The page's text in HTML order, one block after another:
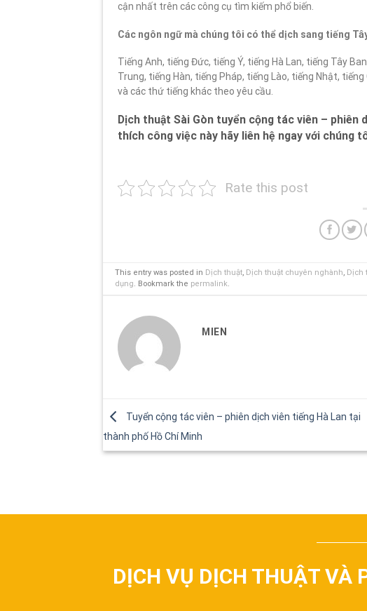
cận nhất trên các công cụ tìm kiếm phổ biến.
Các ngôn ngữ mà chúng tôi có thể dịch sang tiếng
Tiếng Anh, tiếng Đức, tiếng Ý, tiếng Hà Lan, tiếng Tây
Trung, tiếng Hàn, tiếng Pháp, tiếng Lào, tiếng Nhật,
và các thứ tiếng khác theo yêu cầu.
Dịch thuật Sài Gòn tuyển cộng tác viên – phiên
thích công việc này hãy liên hệ ngay với chúng
Rate this post
This entry was posted in Dịch thuật, Dịch thuật chuyên nghành, Dịch
dụng. Bookmark the permalink.
MIEN
Tuyển cộng tác viên – phiên dịch viên tiếng Hà Lan tại
thành phố Hồ Chí Minh
DỊCH VỤ DỊCH THUẬT VÀ